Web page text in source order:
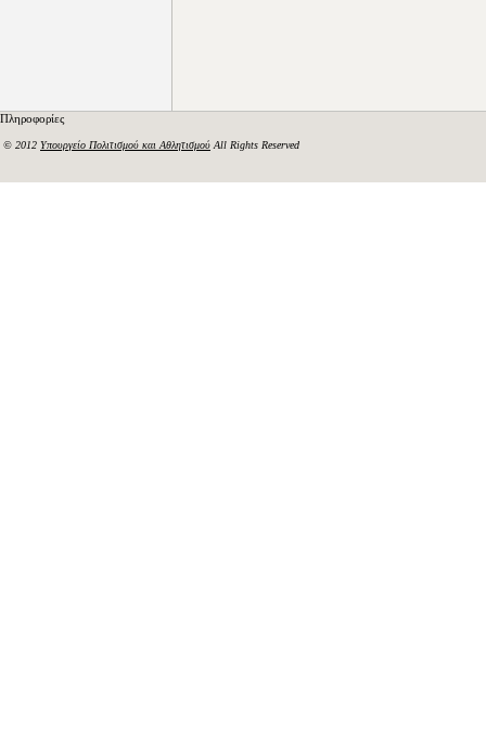
Πληροφορίες
© 2012 Υπουργείο Πολιτισμού και Αθλητισμού All Rights Reserved